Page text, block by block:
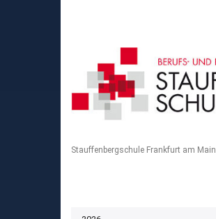
Stauffenbergschule Frankfurt am Main